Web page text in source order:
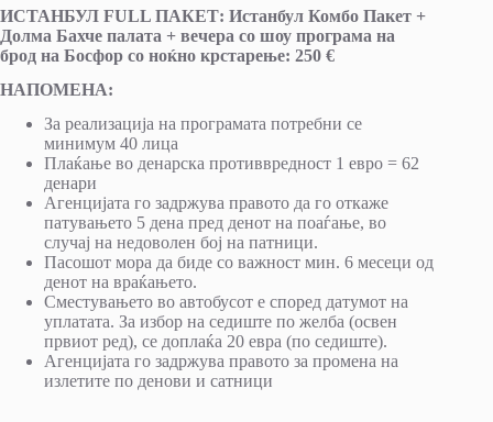
ИСТАНБУЛ FULL ПАКЕТ: Истанбул Комбо Пакет +
Долма Бахче палата + вечера со шоу програма на
брод на Босфор со ноќно крстарење: 250 €
НАПОМЕНА:
За реализација на програмата потребни се
минимум 40 лица
Плаќање во денарска противвредност 1 евро = 62
денари
Агенцијата го задржува правото да го откаже
патувањето 5 дена пред денот на поаѓање, во
случај на недоволен бој на патници.
Пасошот мора да биде со важност мин. 6 месеци од
денот на враќањето.
Сместувањето во автобусот е според датумот на
уплатата. За избор на седиште по желба (освен
првиот ред), се доплаќа 20 евра (по седиште).
Агенцијата го задржува правото за промена на
излетите по денови и сатници